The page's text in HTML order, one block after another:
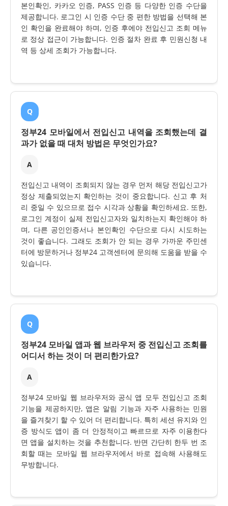
본인확인, 카카오 인증, PASS 인증 등 다양한 인증 수단을
제공합니다. 로그인 시 인증 수단 중 편한 방법을 선택해 본
인 확인을 완료해야 하며, 인증 후에야 전입신고 조회 메뉴
로 정상 접근이 가능합니다. 인증 절차 완료 후 민원신청 내
역 등 상세 조회가 가능합니다.
Q
정부24 모바일에서 전입신고 내역을 조회했는데 결
과가 없을 때 대처 방법은 무엇인가요?
A
전입신고 내역이 조회되지 않는 경우 먼저 해당 전입신고가
정상 제출되었는지 확인하는 것이 중요합니다. 신고 후 처
리 중일 수 있으므로 접수 시각과 상황을 확인하세요. 또한,
로그인 계정이 실제 전입신고자와 일치하는지 확인해야 하
며, 다른 공인인증서나 본인확인 수단으로 다시 시도하는
것이 좋습니다. 그래도 조회가 안 되는 경우 가까운 주민센
터에 방문하거나 정부24 고객센터에 문의해 도움을 받을 수
있습니다.
Q
정부24 모바일 앱과 웹 브라우저 중 전입신고 조회를
어디서 하는 것이 더 편리한가요?
A
정부24 모바일 웹 브라우저와 공식 앱 모두 전입신고 조회
기능을 제공하지만, 앱은 알림 기능과 자주 사용하는 민원
을 즐겨찾기 할 수 있어 더 편리합니다. 특히 세션 유지와 인
증 방식도 앱이 좀 더 안정적이고 빠르므로 자주 이용한다
면 앱을 설치하는 것을 추천합니다. 반면 간단히 한두 번 조
회할 때는 모바일 웹 브라우저에서 바로 접속해 사용해도
무방합니다.